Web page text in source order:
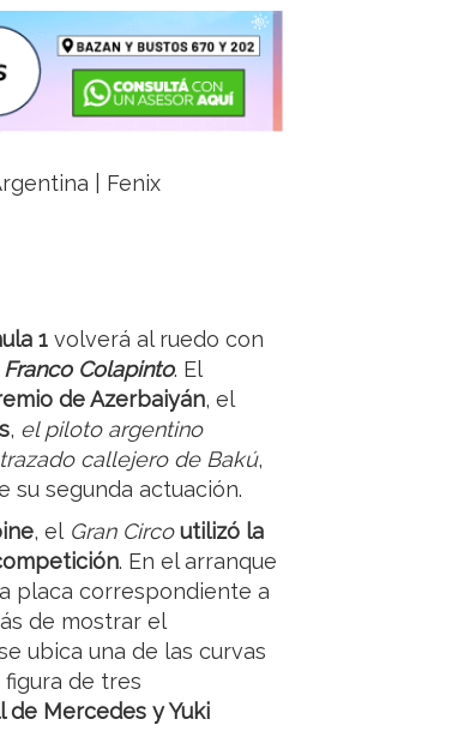
| Fenix
1 volverá al ruedo con
Franco Colapinto. El
de Azerbaiyán, el
, el piloto argentino
callejero de Bakú,
su segunda actuación.
, el Gran Circo utilizó la
. En el arranque
placa correspondiente a
de mostrar el
ubica una de las curvas
de tres
de Mercedes y Yuki